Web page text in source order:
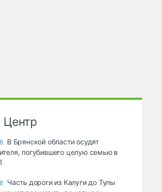
Центр
В Брянской области осудят
погубившего целую семью в
Часть дороги из Калуги до Тулы